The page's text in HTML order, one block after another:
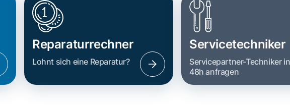
Reparaturrechner
Lohnt sich eine Reparatur?
Servicetechniker
Servicepartner-Techniker in
48h anfragen